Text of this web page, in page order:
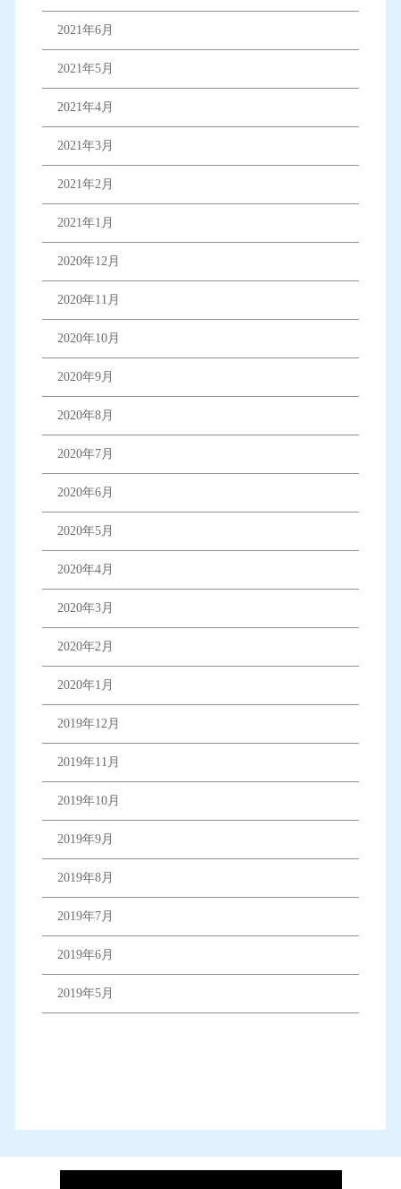
2021年6月
2021年5月
2021年4月
2021年3月
2021年2月
2021年1月
2020年12月
2020年11月
2020年10月
2020年9月
2020年8月
2020年7月
2020年6月
2020年5月
2020年4月
2020年3月
2020年2月
2020年1月
2019年12月
2019年11月
2019年10月
2019年9月
2019年8月
2019年7月
2019年6月
2019年5月